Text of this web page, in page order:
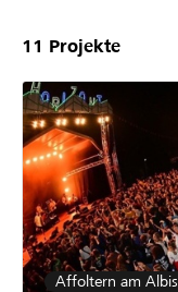
11 Projekte
Affoltern am Albis